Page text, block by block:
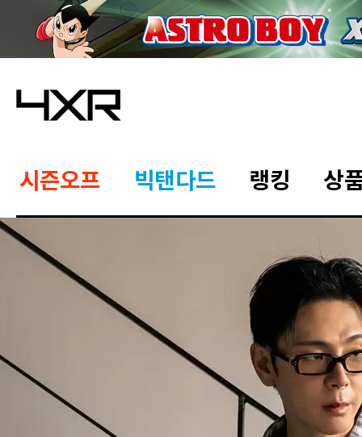
시즌오프 빅탠다드 랭킹 상